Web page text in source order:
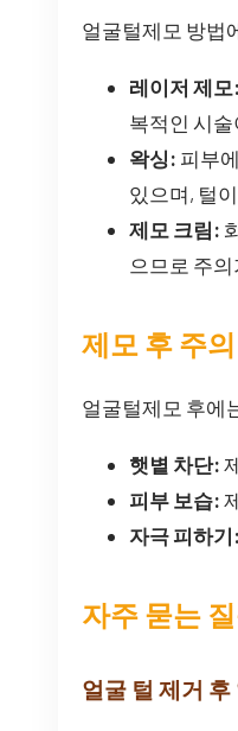
얼굴털제모 방법
레이저 제모:
복적인 시
왁싱: 피부
있으며, 털
제모 크림:
으므로 주
제모 후 주
얼굴털제모 후에
햇볕 차단:
피부 보습:
자극 피하기:
자주 묻는
얼굴 털 제거